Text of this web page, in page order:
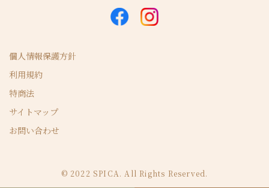
個人情報保護方針
利用規約
特商法
サイトマップ
お問い合わせ
© 2022 SPICA. All Rights Reserved.